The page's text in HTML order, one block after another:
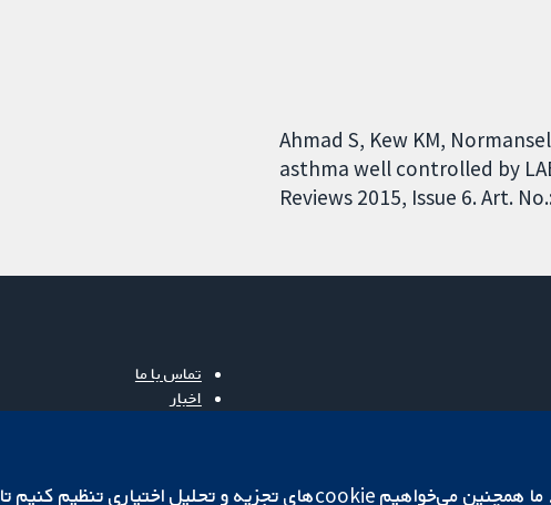
Ahmad S, Kew KM,
asthma well controlled by
Reviews 2015, Issue 6. Art.
تماس با ما
اخبار
Cochrane Library
ما برای کارکردن وب‌گاه از cookie‌های لازم استفاده می‌کنیم. ما همچنین می‌خواهیم cookie‌های تجزیه و تحلیل اختیاری تنظیم کنیم تا